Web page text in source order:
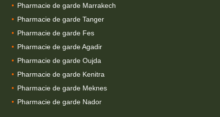
Pharmacie de garde Marrakech
Pharmacie de garde Tanger
Pharmacie de garde Fes
Pharmacie de garde Agadir
Pharmacie de garde Oujda
Pharmacie de garde Kenitra
Pharmacie de garde Meknes
Pharmacie de garde Nador